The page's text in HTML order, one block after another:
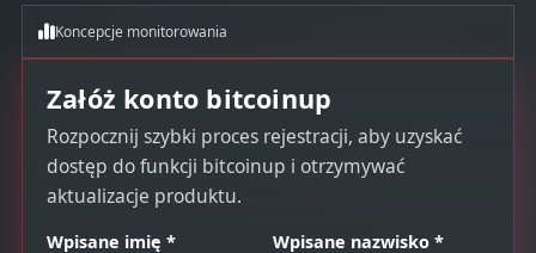
Koncepcje monitorowania
Załóż konto bitcoinup
Rozpocznij szybki proces rejestracji, aby uzyskać
dostęp do funkcji bitcoinup i otrzymywać
aktualizacje produktu.
Wpisane imię * Wpisane nazwisko *